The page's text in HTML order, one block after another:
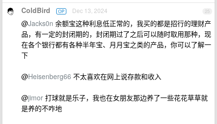
25
ColdBird OP Dec 13, 2024
@Jacks0n 余额宝这种利息低正常的，我买的都是招行的理财产
品，有一定的封闭期的，封闭期过了之后可以随时取用那种，现
在各个银行都有各种半年宝、月月宝之类的产品，你可以了解一
下
@Heisenberg66 不太喜欢在网上说存款和收入
@jimor 打球就是乐子，我也在女朋友那边养了一些花花草草就
是养的不咋地